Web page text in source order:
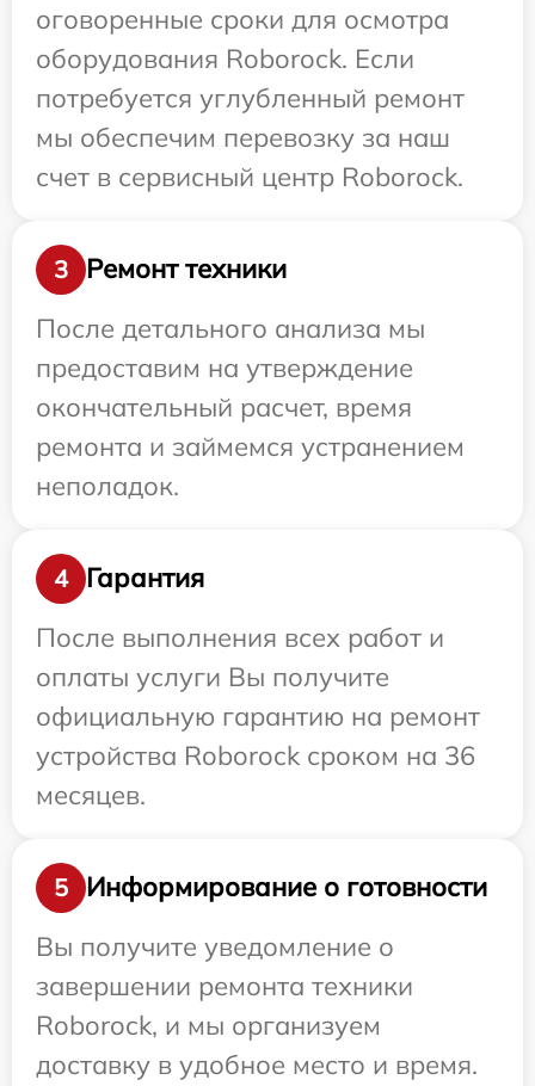
оговоренные сроки для осмотра
оборудования Roborock. Если
потребуется углубленный ремонт
мы обеспечим перевозку за наш
счет в сервисный центр Roborock.
3
Ремонт техники
После детального анализа мы
предоставим на утверждение
окончательный расчет, время
ремонта и займемся устранением
неполадок.
4
Гарантия
После выполнения всех работ и
оплаты услуги Вы получите
официальную гарантию на ремонт
устройства Roborock сроком на 36
месяцев.
5
Информирование о готовности
Вы получите уведомление о
завершении ремонта техники
Roborock, и мы организуем
доставку в удобное место и время.